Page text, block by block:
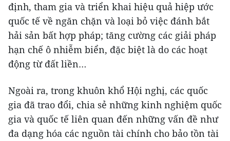
định, tham gia và triển khai hiệu quả hiệp ước
quốc tế về ngăn chặn và loại bỏ việc đánh bắt
hải sản bất hợp pháp; tăng cường các giải pháp
hạn chế ô nhiễm biển, đặc biệt là do các hoạt
động từ đất liền…
Ngoài ra, trong khuôn khổ Hội nghị, các quốc
gia đã trao đổi, chia sẻ những kinh nghiệm quốc
gia và quốc tế liên quan đến những vấn đề như
đa dạng hóa các nguồn tài chính cho bảo tồn tài